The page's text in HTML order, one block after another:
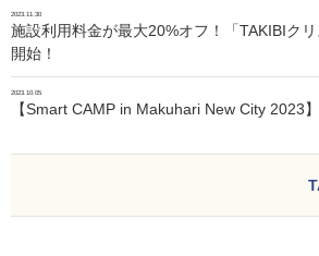
2023.11.30
施設利用料金が最大20%オフ！「TAKIBIクリ
開始！
2023.10.05
【Smart CAMP in Makuhari New City 2023